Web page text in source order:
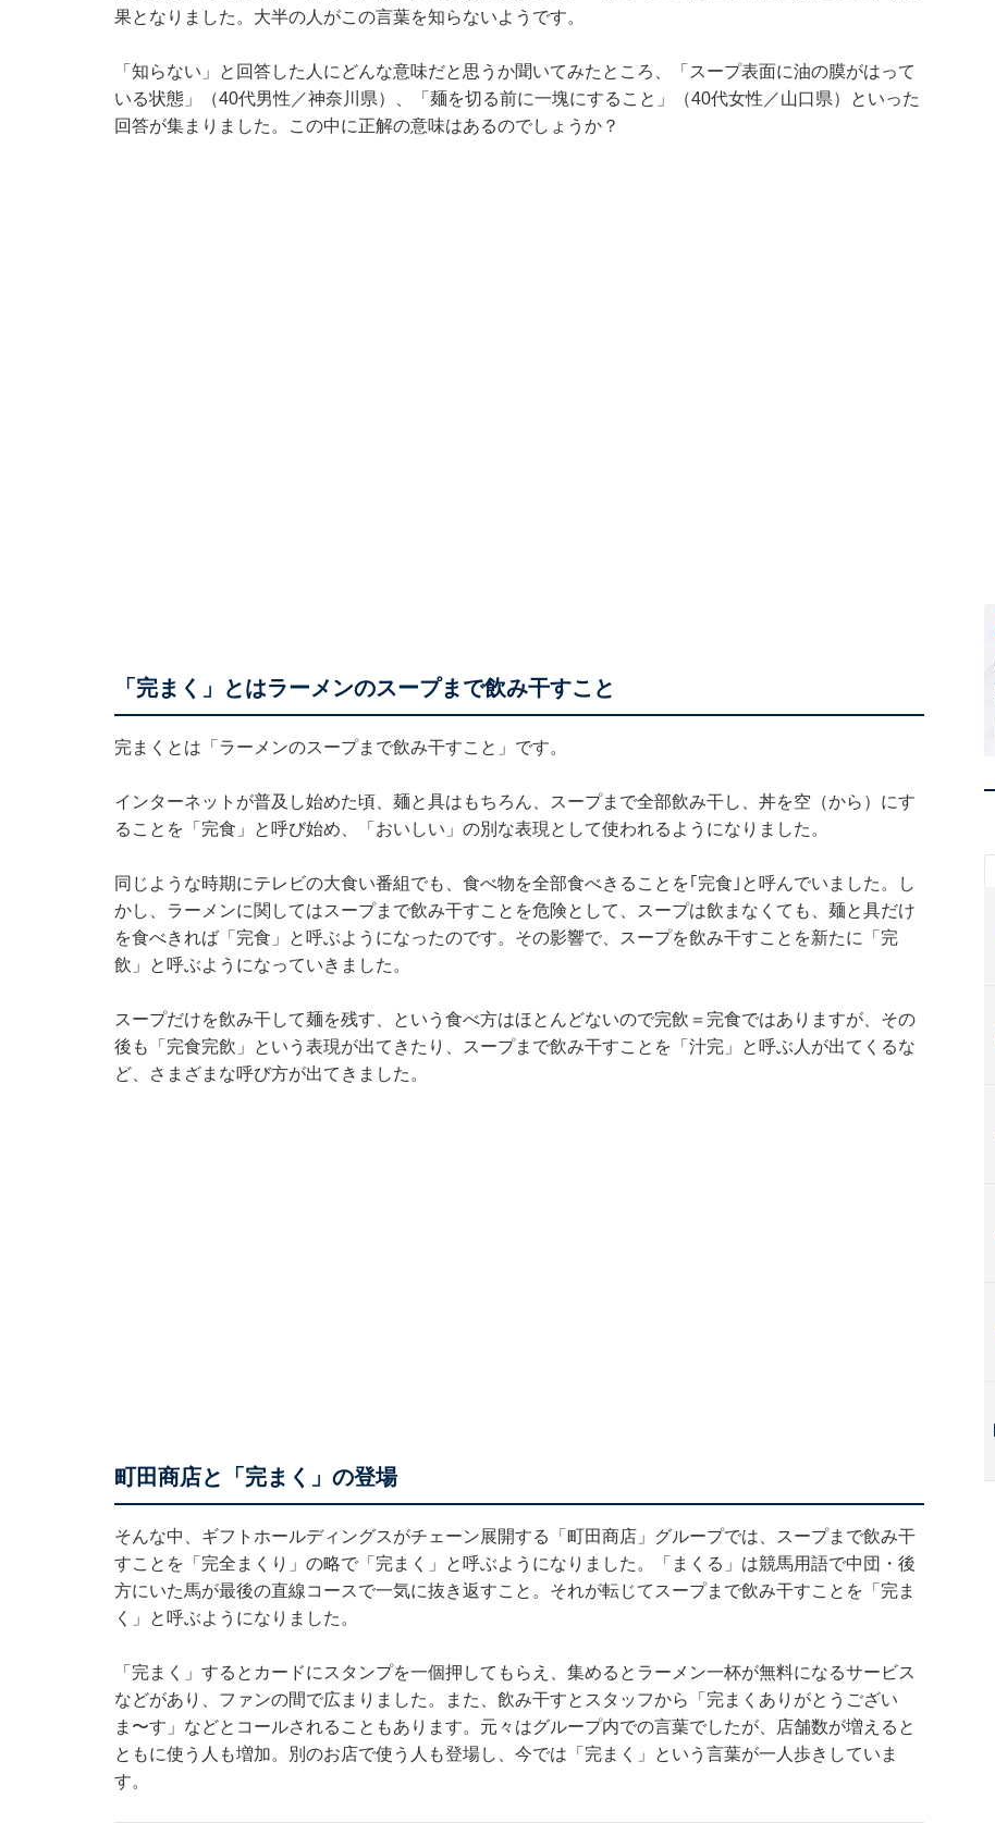
果となりました。大半の人がこの言葉を知らないようです。
「知らない」と回答した人にどんな意味だと思うか聞いてみたところ、「スープ表面に油の膜がはって
いる状態」（40代男性／神奈川県）、「麺を切る前に一塊にすること」（40代女性／山口県）といった
回答が集まりました。この中に正解の意味はあるのでしょうか？
「完まく」とはラーメンのスープまで飲み干すこと
完まくとは「ラーメンのスープまで飲み干すこと」です。
インターネットが普及し始めた頃、麺と具はもちろん、スープまで全部飲み干し、丼を空（から）にす
ることを「完食」と呼び始め、「おいしい」の別な表現として使われるようになりました。
同じような時期にテレビの大食い番組でも、食べ物を全部食べきることを｢完食｣と呼んでいました。し
かし、ラーメンに関してはスープまで飲み干すことを危険として、スープは飲まなくても、麺と具だけ
を食べきれば「完食」と呼ぶようになったのです。その影響で、スープを飲み干すことを新たに「完
飲」と呼ぶようになっていきました。
スープだけを飲み干して麺を残す、という食べ方はほとんどないので完飲＝完食ではありますが、その
後も「完食完飲」という表現が出てきたり、スープまで飲み干すことを「汁完」と呼ぶ人が出てくるな
ど、さまざまな呼び方が出てきました。
町田商店と「完まく」の登場
そんな中、ギフトホールディングスがチェーン展開する「町田商店」グループでは、スープまで飲み干
すことを「完全まくり」の略で「完まく」と呼ぶようになりました。「まくる」は競馬用語で中団・後
方にいた馬が最後の直線コースで一気に抜き返すこと。それが転じてスープまで飲み干すことを「完ま
く」と呼ぶようになりました。
「完まく」するとカードにスタンプを一個押してもらえ、集めるとラーメン一杯が無料になるサービス
などがあり、ファンの間で広まりました。また、飲み干すとスタッフから「完まくありがとうござい
ま〜す」などとコールされることもあります。元々はグループ内での言葉でしたが、店舗数が増えると
ともに使う人も増加。別のお店で使う人も登場し、今では「完まく」という言葉が一人歩きしていま
す。